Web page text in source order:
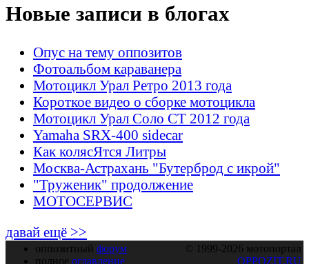
Новые записи в блогах
Опус на тему оппозитов
Фотоальбом караванера
Мотоцикл Урал Ретро 2013 года
Короткое видео о сборке мотоцикла
Мотоцикл Урал Соло СТ 2012 года
Yamaha SRX-400 sidecar
Как колясЯтся Литры
Москва-Астрахань "Бутерброд с икрой"
"Труженик" продолжение
МОТОСЕРВИС
давай ещё >>
оппозитный форум
полное оглавление
© 1999-2026 мотопортал
OPPOZIT.RU